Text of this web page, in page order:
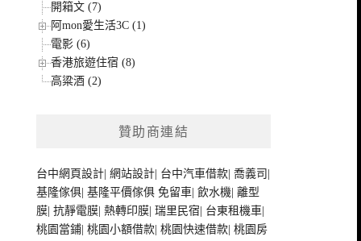
開箱文 (7)
阿mon愛生活3C (1)
電影 (6)
香港旅遊住宿 (8)
高粱酒 (2)
贊助商連結
台中網頁設計 |網站設計 台中汽車借款 |喬義司
基隆傢俱 |基隆平價傢俱 免留車 |飲水機 |離型
膜 |抗靜電膜 |熱轉印膜 |瑞里民宿 台東租機車
桃園當鋪 |桃園小額借款 |桃園快速借款 |桃園房